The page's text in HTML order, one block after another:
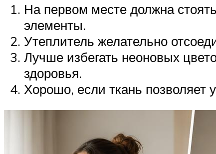
На первом месте должна
элементы.
Утеплитель желательно
Лучше избегать неоновых
здоровья.
Хорошо, если ткань позволяет